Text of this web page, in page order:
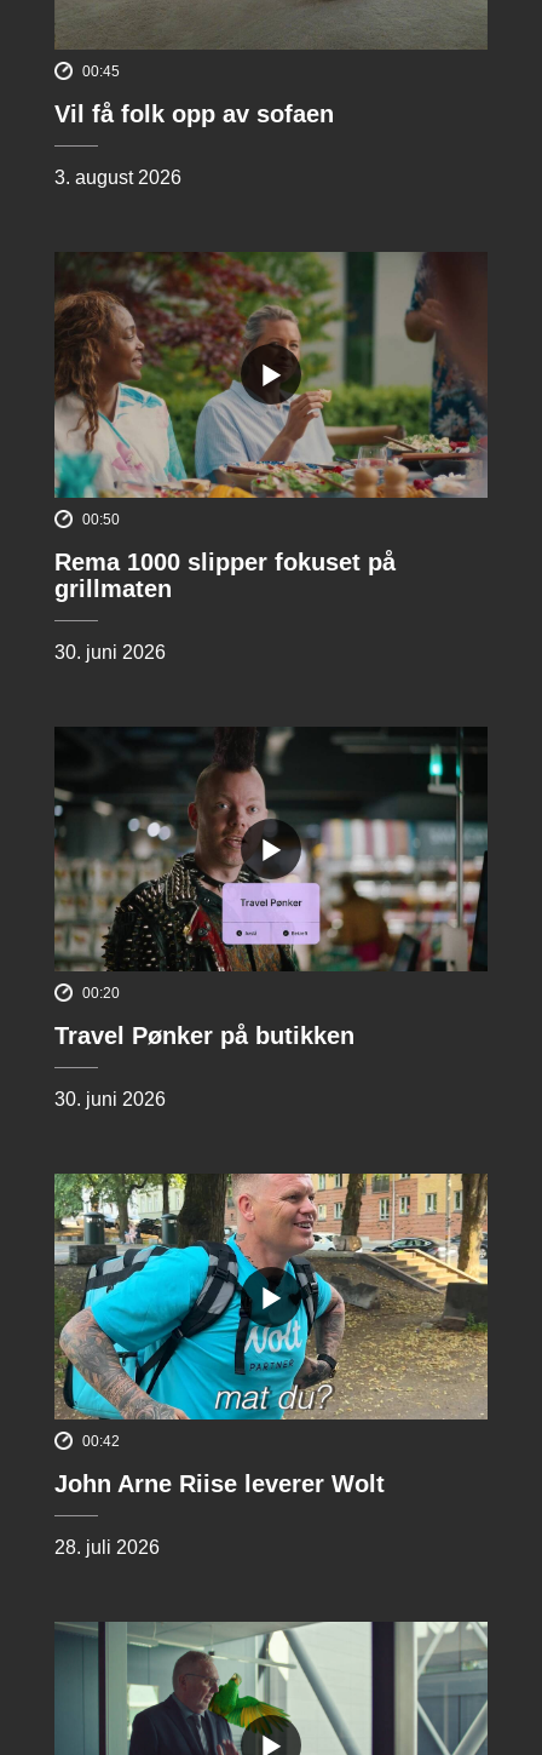
00:45
Vil få folk opp av sofaen
3. august 2026
00:50
Rema 1000 slipper fokuset på
grillmaten
30. juni 2026
00:20
Travel Pønker på butikken
30. juni 2026
00:42
John Arne Riise leverer Wolt
28. juli 2026